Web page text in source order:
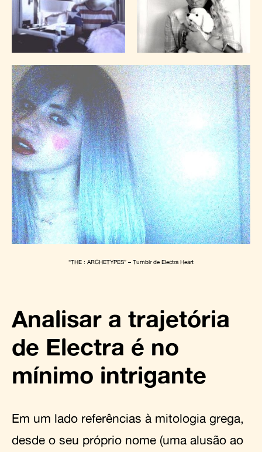
“THE : ARCHETYPES” – Tumblr de Electra Heart
Analisar a trajetória
de Electra é no
mínimo intrigante
Em um lado referências à mitologia grega,
desde o seu próprio nome (uma alusão ao